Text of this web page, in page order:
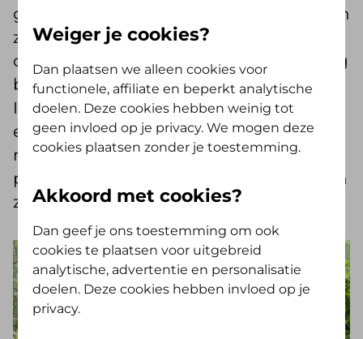
gezondheid en vitaliteit van mensen, dan
zou je misschien denken aan de huisarts
of medisch specialist. Verrassend genoeg
blijkt uit onderzoek van de WorkForce
Institute ¹ dat je als leidinggevende
evenveel impact maakt op iemands
mentale gezondheid als iemands
partner. Helaas zijn veel leidinggevenden
zich hiervan niet altijd bewust.
Weiger je cookies?
Dan plaatsen we alleen cookies voor
functionele, affiliate en beperkt analytische
doelen. Deze cookies hebben weinig tot
geen invloed op je privacy. We mogen deze
cookies plaatsen zonder je toestemming.
Akkoord met cookies?
Dan geef je ons toestemming om ook
cookies te plaatsen voor uitgebreid
analytische, advertentie en personalisatie
doelen. Deze cookies hebben invloed op je
privacy.